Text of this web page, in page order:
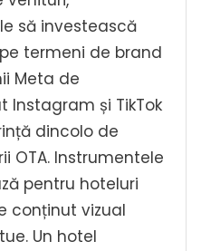
să investească
termeni de brand
Meta de
Instagram și TikTok
dincolo de
OTA. Instrumentele
pentru hoteluri
conținut vizual
Un hotel